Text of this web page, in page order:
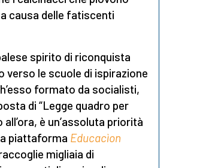
causa delle fatiscenti
spirito di riconquista
verso le scuole di ispirazione
formato da socialisti,
di “Legge quadro per
è un’assoluta priorità
piattaforma Educacìon
migliaia di